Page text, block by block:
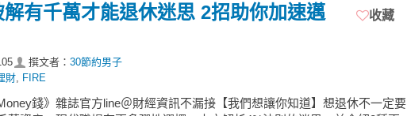
解有千萬才能退休迷思 2招助你加速邁
撰文者： 30節約男子
財 FIRE
收藏
錢》雜誌官方line＠財經資訊不漏接【我們想讓你知道】想退休不一定要